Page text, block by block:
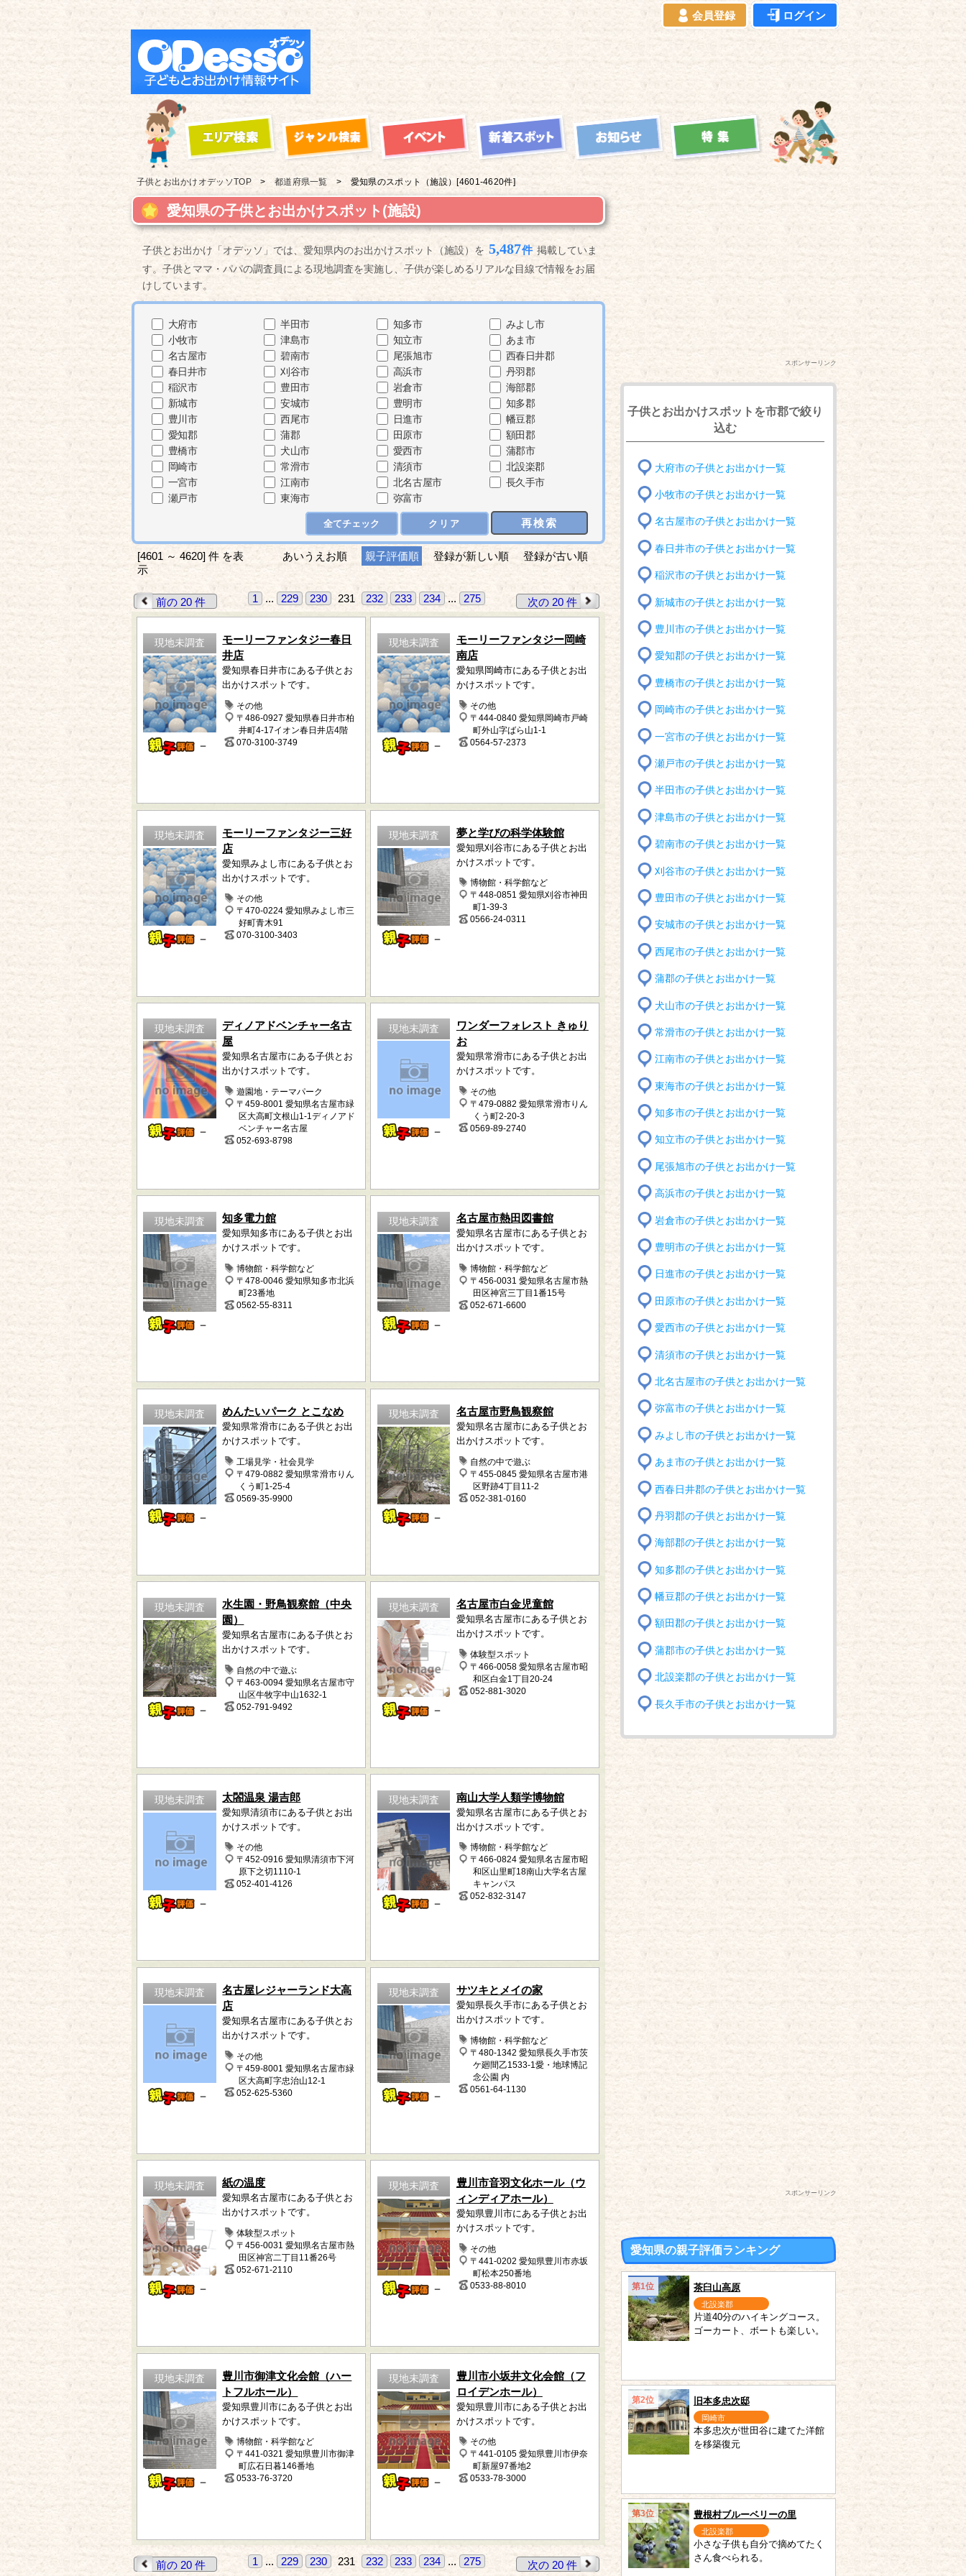
会員登録 ログイン
子供とお出かけ オデッソTOP 都道府県一覧 愛知県のスポット（施設） [4601-4620件]
愛知県の子供とお出かけスポット(施設)
子供とお出かけ「オデッソ」では、愛知県内のお出かけスポット（施設）を 5,487件 掲載していま
す。子供とママ・パパの調査員による現地調査を実施し、子供が楽しめるリアルな目線で情報をお届
けしています。
大府市
小牧市
名古屋市
春日井市
稲沢市
新城市
豊川市
愛知郡
豊橋市
岡崎市
一宮市
瀬戸市
半田市
津島市
碧南市
刈谷市
豊田市
安城市
西尾市
蒲郡
犬山市
常滑市
江南市
東海市
知多市
知立市
尾張旭市
高浜市
岩倉市
豊明市
日進市
田原市
愛西市
清須市
北名古屋市
弥富市
みよし市
あま市
西春日井郡
丹羽郡
海部郡
知多郡
幡豆郡
額田郡
蒲郡市
北設楽郡
長久手市
全てチェック クリア 再検索
[4601 ～ 4620] 件 を表
示
あいうえお順 親子評価順 登録が新しい順 登録が古い順
前の 20 件 1 ... 229 230 231 232 233 234 ... 275 次の 20 件
現地未調査
－
モーリーファンタジー春日
井店
愛知県春日井市にある子供とお
出かけスポットです。
その他
〒486-0927 愛知県春日井市柏
井町4-17イオン春日井店4階
070-3100-3749
現地未調査
－
モーリーファンタジー岡崎
南店
愛知県岡崎市にある子供とお出
かけスポットです。
その他
〒444-0840 愛知県岡崎市戸崎
町外山字ばら山1-1
0564-57-2373
現地未調査
－
モーリーファンタジー三好
店
愛知県みよし市にある子供とお
出かけスポットです。
その他
〒470-0224 愛知県みよし市三
好町青木91
070-3100-3403
現地未調査
－
夢と学びの科学体験館
愛知県刈谷市にある子供とお出
かけスポットです。
博物館・科学館など
〒448-0851 愛知県刈谷市神田
町1-39-3
0566-24-0311
現地未調査
－
ディノアドベンチャー名古
屋
愛知県名古屋市にある子供とお
出かけスポットです。
遊園地・テーマパーク
〒459-8001 愛知県名古屋市緑
区大高町文根山1-1ディノアド
ベンチャー名古屋
052-693-8798
現地未調査
－
ワンダーフォレスト きゅり
お
愛知県常滑市にある子供とお出
かけスポットです。
その他
〒479-0882 愛知県常滑市りん
くう町2-20-3
0569-89-2740
現地未調査
－
知多電力館
愛知県知多市にある子供とお出
かけスポットです。
博物館・科学館など
〒478-0046 愛知県知多市北浜
町23番地
0562-55-8311
現地未調査
－
名古屋市熱田図書館
愛知県名古屋市にある子供とお
出かけスポットです。
博物館・科学館など
〒456-0031 愛知県名古屋市熱
田区神宮三丁目1番15号
052-671-6600
現地未調査
－
めんたいパーク とこなめ
愛知県常滑市にある子供とお出
かけスポットです。
工場見学・社会見学
〒479-0882 愛知県常滑市りん
くう町1-25-4
0569-35-9900
現地未調査
－
名古屋市野鳥観察館
愛知県名古屋市にある子供とお
出かけスポットです。
自然の中で遊ぶ
〒455-0845 愛知県名古屋市港
区野跡4丁目11-2
052-381-0160
現地未調査
－
水生園・野鳥観察館（中央
園）
愛知県名古屋市にある子供とお
出かけスポットです。
自然の中で遊ぶ
〒463-0094 愛知県名古屋市守
山区牛牧字中山1632-1
052-791-9492
現地未調査
－
名古屋市白金児童館
愛知県名古屋市にある子供とお
出かけスポットです。
体験型スポット
〒466-0058 愛知県名古屋市昭
和区白金1丁目20-24
052-881-3020
現地未調査
－
太閤温泉 湯吉郎
愛知県清須市にある子供とお出
かけスポットです。
その他
〒452-0916 愛知県清須市下河
原下之切1110-1
052-401-4126
現地未調査
－
南山大学人類学博物館
愛知県名古屋市にある子供とお
出かけスポットです。
博物館・科学館など
〒466-0824 愛知県名古屋市昭
和区山里町18南山大学名古屋
キャンパス
052-832-3147
現地未調査
－
名古屋レジャーランド大高
店
愛知県名古屋市にある子供とお
出かけスポットです。
その他
〒459-8001 愛知県名古屋市緑
区大高町字忠治山12-1
052-625-5360
現地未調査
－
サツキとメイの家
愛知県長久手市にある子供とお
出かけスポットです。
博物館・科学館など
〒480-1342 愛知県長久手市茨
ケ廻間乙1533-1愛・地球博記
念公園 内
0561-64-1130
現地未調査
－
紙の温度
愛知県名古屋市にある子供とお
出かけスポットです。
体験型スポット
〒456-0031 愛知県名古屋市熱
田区神宮二丁目11番26号
052-671-2110
現地未調査
－
豊川市音羽文化ホール（ウ
ィンディアホール）
愛知県豊川市にある子供とお出
かけスポットです。
その他
〒441-0202 愛知県豊川市赤坂
町松本250番地
0533-88-8010
現地未調査
－
豊川市御津文化会館（ハー
トフルホール）
愛知県豊川市にある子供とお出
かけスポットです。
博物館・科学館など
〒441-0321 愛知県豊川市御津
町広石日暮146番地
0533-76-3720
現地未調査
－
豊川市小坂井文化会館（フ
ロイデンホール）
愛知県豊川市にある子供とお出
かけスポットです。
その他
〒441-0105 愛知県豊川市伊奈
町新屋97番地2
0533-78-3000
前の 20 件 1 ... 229 230 231 232 233 234 ... 275 次の 20 件
スポンサーリンク
子供とお出かけスポットを市郡で絞り
込む
大府市の子供とお出かけ一覧
小牧市の子供とお出かけ一覧
名古屋市の子供とお出かけ一覧
春日井市の子供とお出かけ一覧
稲沢市の子供とお出かけ一覧
新城市の子供とお出かけ一覧
豊川市の子供とお出かけ一覧
愛知郡の子供とお出かけ一覧
豊橋市の子供とお出かけ一覧
岡崎市の子供とお出かけ一覧
一宮市の子供とお出かけ一覧
瀬戸市の子供とお出かけ一覧
半田市の子供とお出かけ一覧
津島市の子供とお出かけ一覧
碧南市の子供とお出かけ一覧
刈谷市の子供とお出かけ一覧
豊田市の子供とお出かけ一覧
安城市の子供とお出かけ一覧
西尾市の子供とお出かけ一覧
蒲郡の子供とお出かけ一覧
犬山市の子供とお出かけ一覧
常滑市の子供とお出かけ一覧
江南市の子供とお出かけ一覧
東海市の子供とお出かけ一覧
知多市の子供とお出かけ一覧
知立市の子供とお出かけ一覧
尾張旭市の子供とお出かけ一覧
高浜市の子供とお出かけ一覧
岩倉市の子供とお出かけ一覧
豊明市の子供とお出かけ一覧
日進市の子供とお出かけ一覧
田原市の子供とお出かけ一覧
愛西市の子供とお出かけ一覧
清須市の子供とお出かけ一覧
北名古屋市の子供とお出かけ一覧
弥富市の子供とお出かけ一覧
みよし市の子供とお出かけ一覧
あま市の子供とお出かけ一覧
西春日井郡の子供とお出かけ一覧
丹羽郡の子供とお出かけ一覧
海部郡の子供とお出かけ一覧
知多郡の子供とお出かけ一覧
幡豆郡の子供とお出かけ一覧
額田郡の子供とお出かけ一覧
蒲郡市の子供とお出かけ一覧
北設楽郡の子供とお出かけ一覧
長久手市の子供とお出かけ一覧
スポンサーリンク
愛知県の親子評価ランキング
第1位 茶臼山高原
北設楽郡
片道40分のハイキングコース。
ゴーカート、ボートも楽しい。
第2位 旧本多忠次邸
岡崎市
本多忠次が世田谷に建てた洋館
を移築復元
第3位 豊根村ブルーベリーの里
北設楽郡
小さな子供も自分で摘めてたく
さん食べられる。